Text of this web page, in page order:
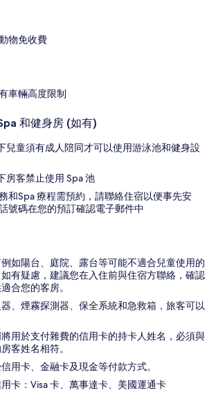
物免收費
車輛高度限制
和健身房 (如有)
兒童須有成人陪同才可以使用游泳池和健身設
房客禁止使用 Spa 池
和Spa 療程需預約，請聯絡住宿以便事先安
號碼在您的預訂確認電子郵件中
如陽台、庭院、露台等可能不適合兒童使用的
有疑慮，建議您在入住前與住宿方聯絡，確認
合您的客房。
、煙霧探測器、保全系統和急救箱，旅客可以
用於支付雜費的信用卡的持卡人姓名，必須與
客姓名相符。
用卡、金融卡及現金等付款方式。
卡：Visa 卡、萬事達卡、美國運通卡